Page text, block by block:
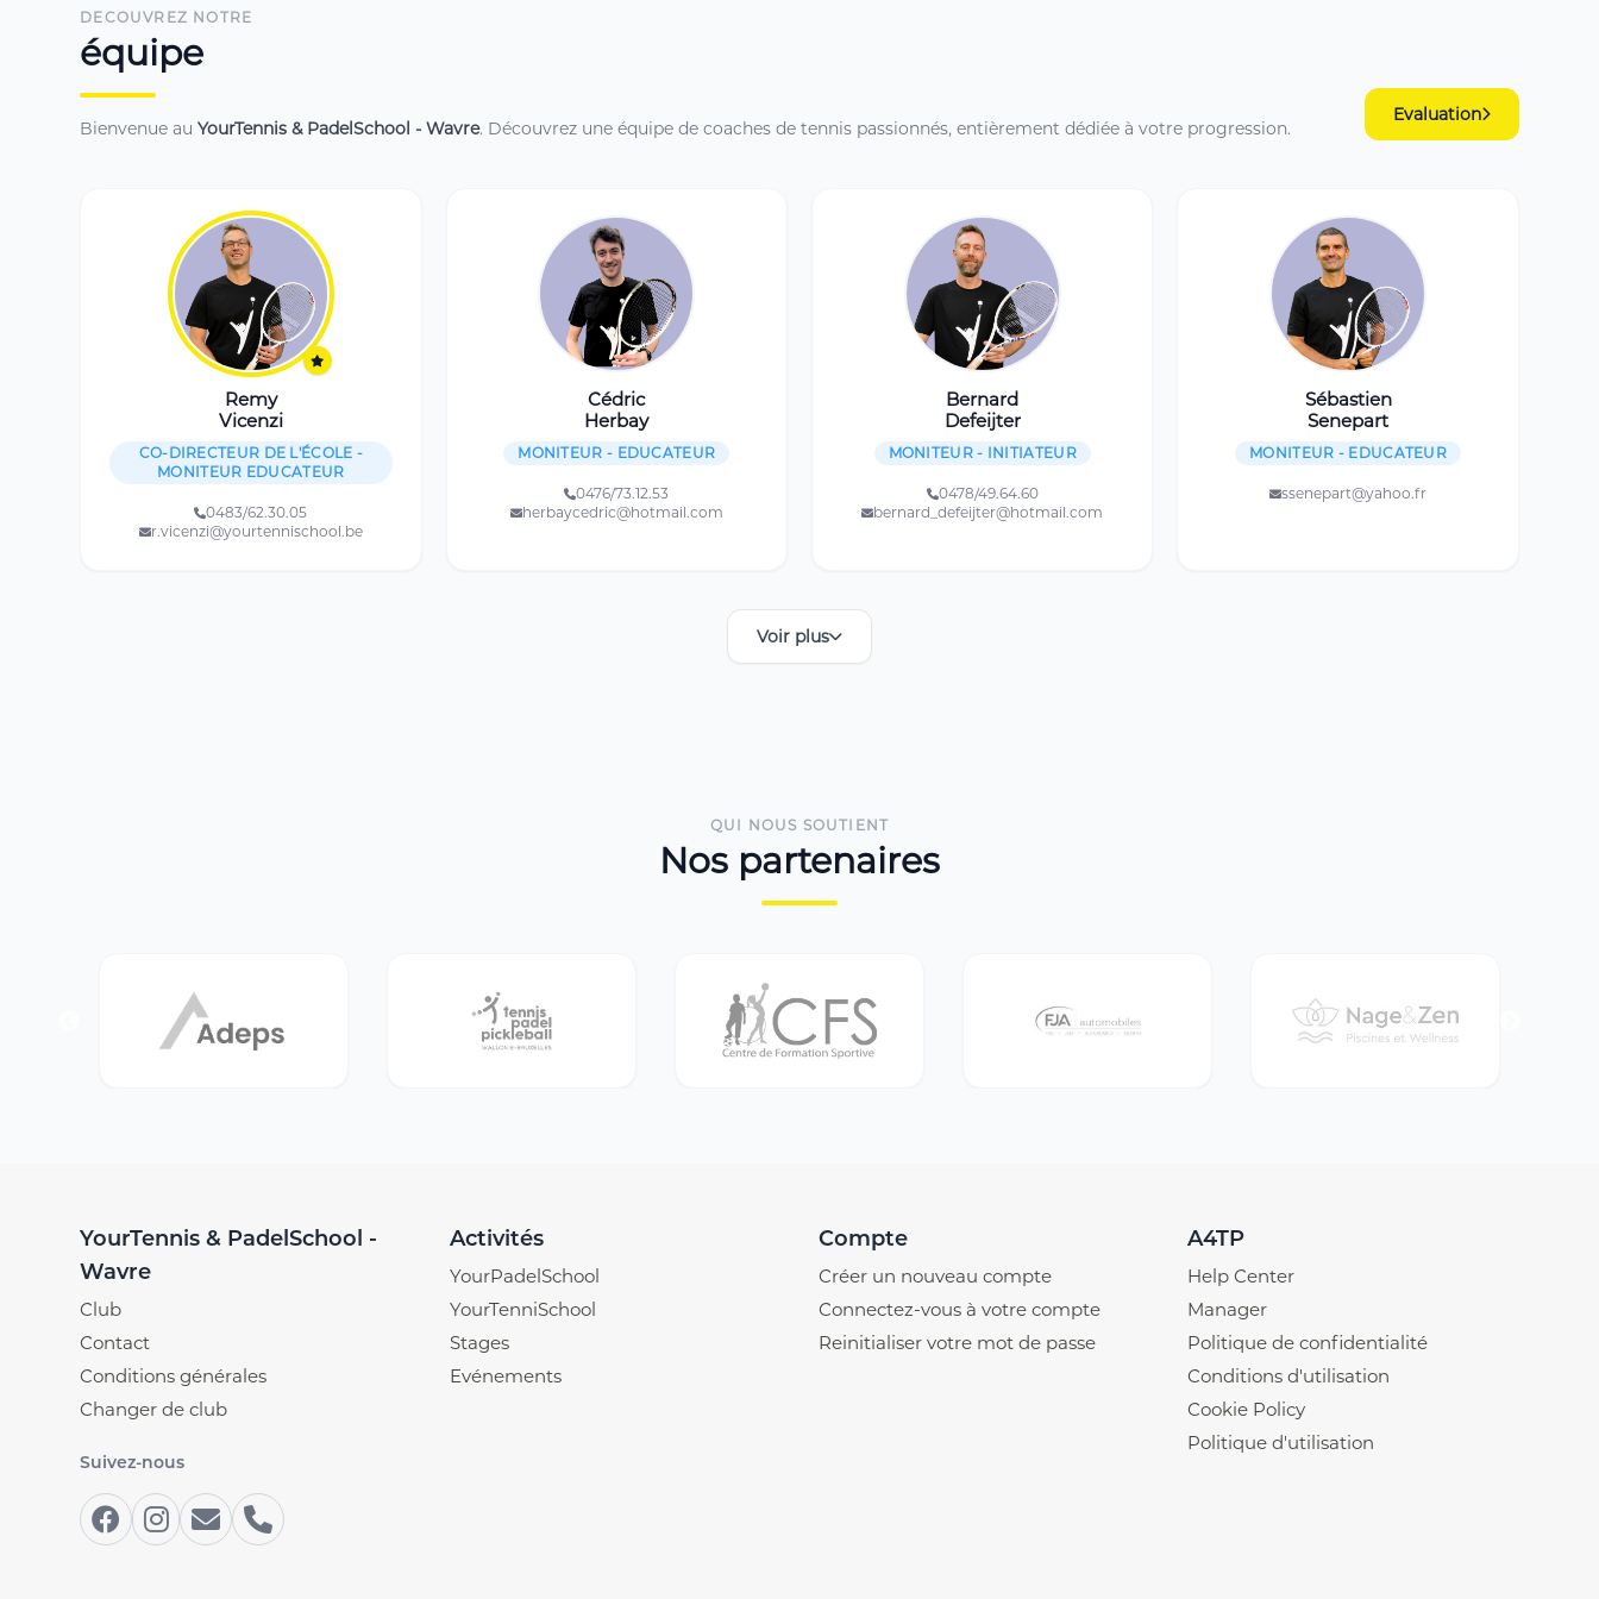
DECOUVREZ NOTRE
équipe
Bienvenue auYourTennis & PadelSchool - Wavre. Découvrez une équipe de coaches de tennis passionnés, entièrement dédiée à votre progression.
Evaluation
Remy
Vicenzi
CO-DIRECTEUR DE L'ÉCOLE -
MONITEUR EDUCATEUR
0483/62.30.05
r.vicenzi@yourtennischool.be
Cédric
Herbay
MONITEUR - EDUCATEUR
0476/73.12.53
herbaycedric@hotmail.com
Bernard
Defeijter
MONITEUR - INITIATEUR
0478/49.64.60
bernard_defeijter@hotmail.com
Sébastien
Senepart
MONITEUR - EDUCATEUR
ssenepart@yahoo.fr
Voir plus
QUI NOUS SOUTIENT
Nos partenaires
YourTennis & PadelSchool -
Wavre
Club
Contact
Conditions générales
Changer de club
Suivez-nous
Activités
YourPadelSchool
YourTenniSchool
Stages
Evénements
Compte
Créer un nouveau compte
Connectez-vous à votre compte
Reinitialiser votre mot de passe
A4TP
Help Center
Manager
Politique de confidentialité
Conditions d'utilisation
Cookie Policy
Politique d'utilisation